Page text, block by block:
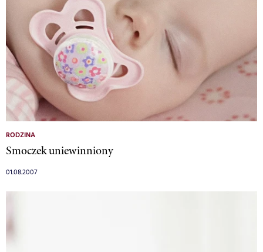
RODZINA
Smoczek uniewinniony
01.08.2007